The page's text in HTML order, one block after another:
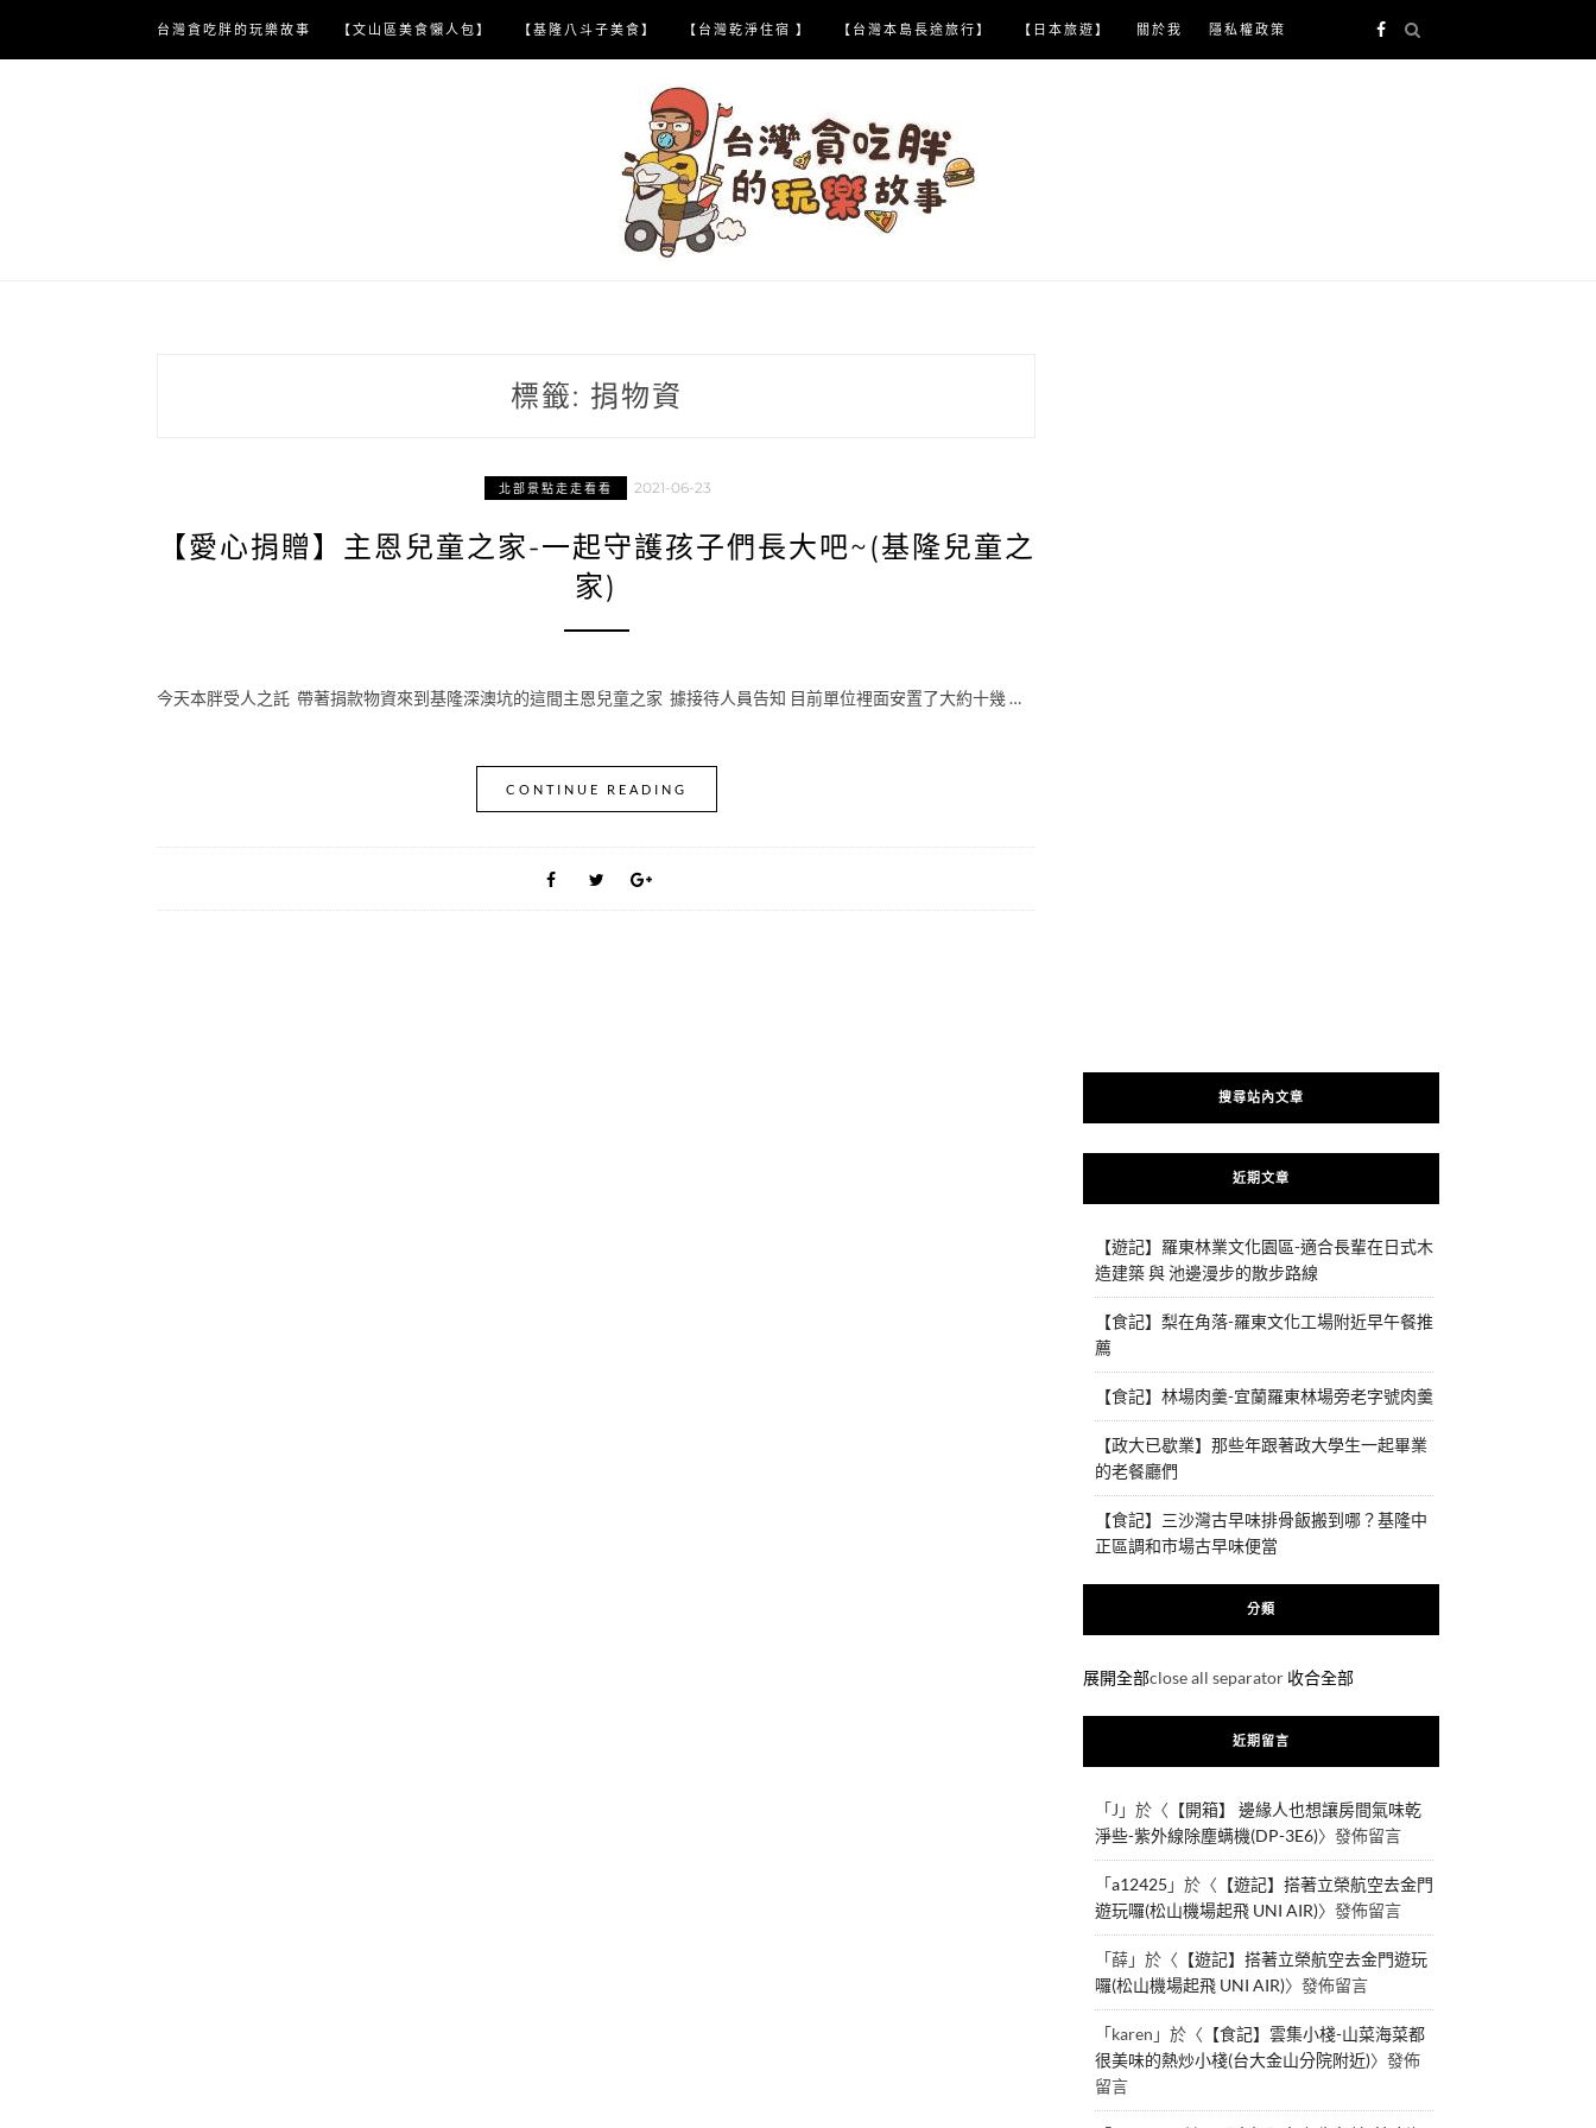
content
台灣貪吃胖的玩樂故事 【文山區美食懶人包】 【基隆八斗子美食】 【台灣乾淨住宿 】 【台灣本島長途旅行】 【日本旅遊】 關於我 隱私權政策
標籤: 捐物資
北部景點走走看看 2021-06-23
【愛心捐贈】主恩兒童之家-一起守護孩子們長大吧~(基隆兒童之
家)
今天本胖受人之託 帶著捐款物資來到基隆深澳坑的這間主恩兒童之家 據接待人員告知 目前單位裡面安置了大約十幾 …
CONTINUE READING
搜尋站內文章
近期文章
【遊記】羅東林業文化園區-適合長輩在日式木
造建築 與 池邊漫步的散步路線
【食記】梨在角落-羅東文化工場附近早午餐推
薦
【食記】林場肉羹-宜蘭羅東林場旁老字號肉羹
【政大已歇業】那些年跟著政大學生一起畢業
的老餐廳們
【食記】三沙灣古早味排骨飯搬到哪？基隆中
正區調和市場古早味便當
分類
展開全部close all separator 收合全部
近期留言
「J 」於〈 【開箱】 邊緣人也想讓房間氣味乾
淨些-紫外線除塵螨機(DP-3E6)〉發佈留言
「a12425 」於〈 【遊記】搭著立榮航空去金門
遊玩囉(松山機場起飛 UNI AIR)〉發佈留言
「薛」於〈 【遊記】搭著立榮航空去金門遊玩
囉(松山機場起飛 UNI AIR)〉發佈留言
「karen 」於〈 【食記】雲集小棧-山菜海菜都
很美味的熱炒小棧(台大金山分院附近)〉發佈
留言